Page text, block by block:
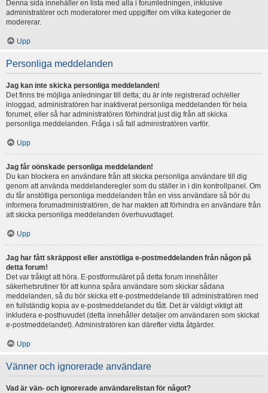
Denna sida innehåller en lista med alla i forumledningen, inklusive
administratörer och moderatorer med uppgifter om vilka kategorier de
modererar.
Upp
Personliga meddelanden
Jag kan inte skicka personliga meddelanden!
Det finns tre möjliga anledningar till detta; du är inte registrerad och/eller
inloggad, administratören har inaktiverat personliga meddelanden för hela
forumet, eller så har administratören förhindrat just dig från att skicka
personliga meddelanden. Fråga i så fall administratören varför.
Upp
Jag får oönskade personliga meddelanden!
Du kan blockera en användare från att skicka personliga användare till dig
genom att använda meddelanderegler som du ställer in i din kontrollpanel. Om
du får anstötliga personliga meddelanden från en viss användare så bör du
informera forumadministratören, de har makten att förhindra en användare från
att skicka personliga meddelanden överhuvudtaget.
Upp
Jag har fått skräppost eller anstötliga e-postmeddelanden från någon på
detta forum!
Det var tråkigt att höra. E-postformuläret på detta forum innehåller
säkerhetsrutiner för att kunna spåra användare som skickar sådana
meddelanden, så du bör skicka ett e-postmeddelande till administratören med
en fullständig kopia av e-postmeddelandet du fått. Det är väldigt viktigt att
inkludera e-posthuvudet (detta innehåller detaljer om användaren som skickat
e-postmeddelandet). Administratören kan därefter vidta åtgärder.
Upp
Vänner och ignorerade användare
Vad är vän- och ignorerade användarelistan för något?